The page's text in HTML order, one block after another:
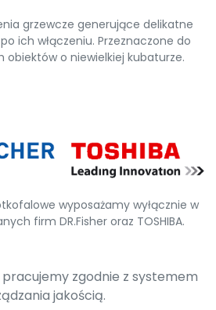
grzewcze generujące delikatne
ich włączeniu. Przeznaczone do
obiektów o niewielkiej kubaturze.
wyposażamy wyłącznie w
firm DR.Fisher oraz TOSHIBA.
pracujemy zgodnie z systemem
jakością.